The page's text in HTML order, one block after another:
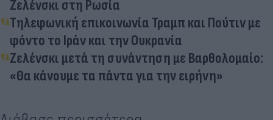
Ζελένσκι στη Ρωσία
Τηλεφωνική επικοινωνία Τραμπ και Πούτιν με
φόντο το Ιράν και την Ουκρανία
Ζελένσκι μετά τη συνάντηση με Βαρθολομαίο:
«Θα κάνουμε τα πάντα για την ειρήνη»